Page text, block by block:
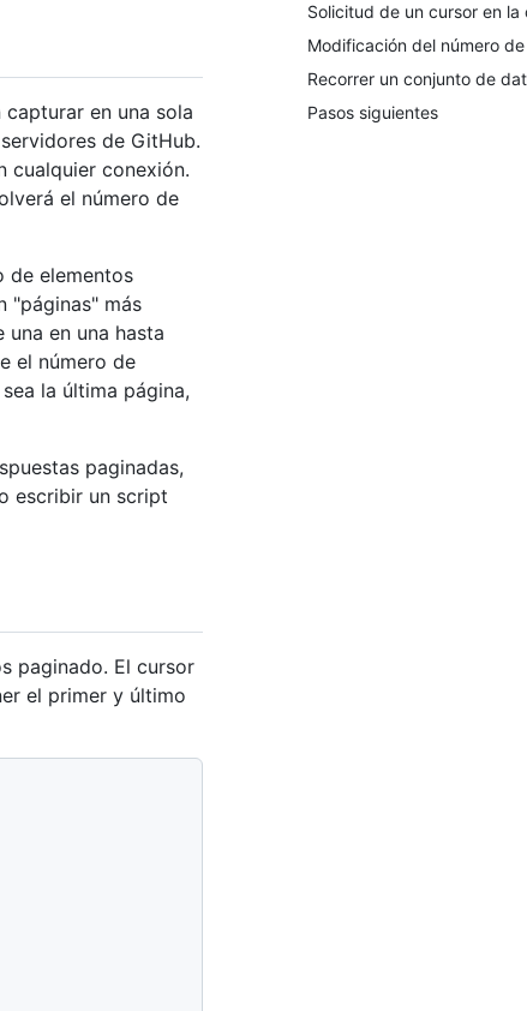
Solicitud de un cursor en la
Modificación del número
Recorrer un conjunto de
Pasos siguientes
en una sola
de GitHub.
cualquier conexión.
el número de
de elementos
"páginas" más
en una hasta
el número de
la última página,
paginadas,
escribir un script
paginado. El cursor
el primer y último